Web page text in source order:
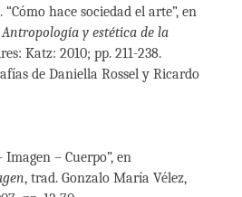
hace sociedad el arte”, en
y estética de la
Katz: 2010; pp. 211-238.
de Daniella Rossel y Ricardo
– Cuerpo”, en
, trad. Gonzalo María Vélez,